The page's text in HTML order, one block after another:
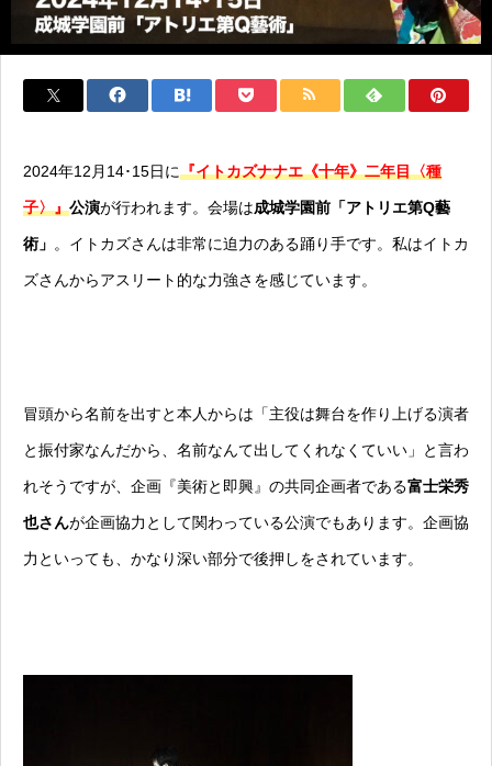
2024年12月14･15日に『イトカズナナエ《十年》二年目〈種
子〉』公演が行われます。会場は成城学園前「アトリエ第Q藝
術」 。イトカズさんは非常に迫力のある踊り手です。私はイトカ
ズさんからアスリート的な力強さを感じています。
冒頭から名前を出すと本人からは「主役は舞台を作り上げる演者
と振付家なんだから、名前なんて出してくれなくていい」と言わ
れそうですが、企画『美術と即興』の共同企画者である富士栄秀
也さんが企画協力として関わっている公演でもあります。企画協
力といっても、かなり深い部分で後押しをされています。